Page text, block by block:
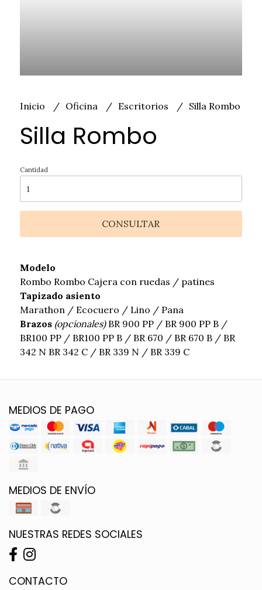
Inicio Oficina Escritorios Silla Rombo
Silla Rombo
Cantidad
CONSULTAR
Modelo
Rombo Rombo Cajera con ruedas / patines
Tapizado asiento
Marathon / Ecocuero / Lino / Pana
Brazos (opcionales) BR 900 PP / BR 900 PP B /
BR100 PP / BR100 PP B / BR 670 / BR 670 B / BR
342 N BR 342 C / BR 339 N / BR 339 C
MEDIOS DE PAGO
MEDIOS DE ENVÍO
NUESTRAS REDES SOCIALES
CONTACTO